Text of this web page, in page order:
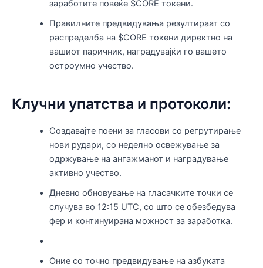
заработите повеќе $CORE токени.
Правилните предвидувања резултираат со
распределба на $CORE токени директно на
вашиот паричник, наградувајќи го вашето
остроумно учество.
Клучни упатства и протоколи:
Создавајте поени за гласови со регрутирање
нови рудари, со неделно освежување за
одржување на ангажманот и наградување
активно учество.
Дневно обновување на гласачките точки се
случува во 12:15 UTC, со што се обезбедува
фер и континуирана можност за заработка.
Оние со точно предвидување на азбуката